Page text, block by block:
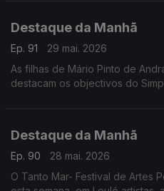
Destaque da Manhã
Ep. 91
29 mai. 2026
As filhas de Mário Pinto de
destacam os objectivos do
Destaque da Manhã
Ep. 90
28 mai. 2026
O Tanto Mar- Festival de Artes